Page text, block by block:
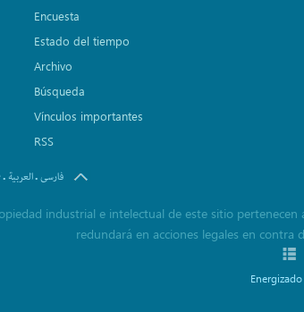
Encuesta
Estado del tiempo
Archivo
Búsqueda
Vínculos importantes
RSS
. العربیة.فارسی
industrial e intelectual de este sitio
redundará en acciones legales en contra